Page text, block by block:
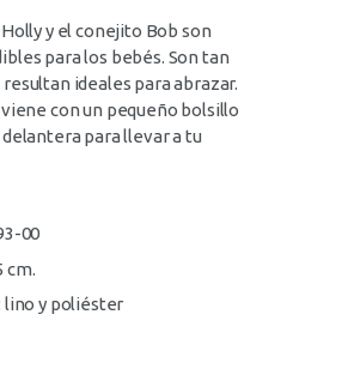
y el conejito Bob son
para los bebés. Son tan
resultan ideales para abrazar.
con un pequeño bolsillo
para llevar a tu
00
cm.
lino y poliéster